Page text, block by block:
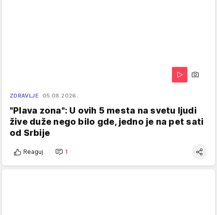
ZDRAVLJE 05.08.2026.
"Plava zona": U ovih 5 mesta na svetu ljudi
žive duže nego bilo gde, jedno je na pet sati
od Srbije
Reaguj 1